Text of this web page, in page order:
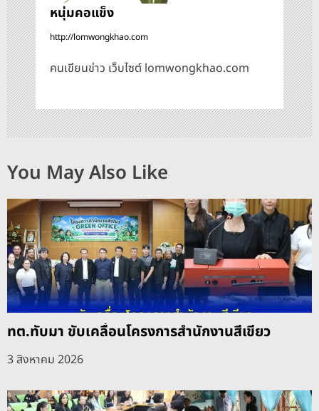
หนุ่มคอแข็ง
http://lomwongkhao.com
คนเขียนข่าว เว็บไซต์ lomwongkhao.com
You May Also Like
ทต.ทับมา ขับเคลื่อนโครงการสำนักงานสีเขียว
3 สิงหาคม 2026